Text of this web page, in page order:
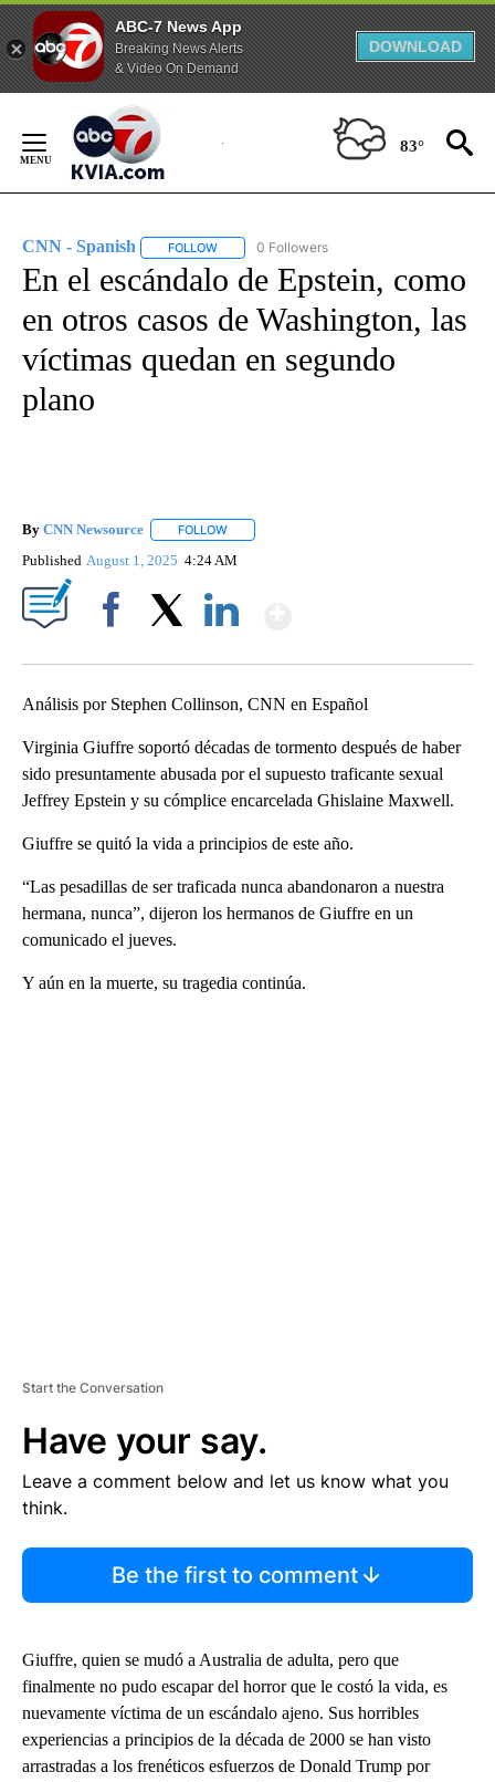
ABC-7 News App
Breaking News Alerts
& Video On Demand
DOWNLOAD
Content
83°
CNN - Spanish FOLLOW FOLLOW "CNN - SPANISH" TO RECEIVE
0 Followers
En el escándalo de Epstein, como
en otros casos de Washington, las
víctimas quedan en segundo
plano
By CNN Newsource FOLLOW
Published August 1, 2025 4:24 AM
Análisis por Stephen Collinson, CNN en Español
Virginia Giuffre soportó décadas de tormento después de haber
sido presuntamente abusada por el supuesto traficante sexual
Jeffrey Epstein y su cómplice encarcelada Ghislaine Maxwell.
Giuffre se quitó la vida a principios de este año.
“Las pesadillas de ser traficada nunca abandonaron a nuestra
hermana, nunca”, dijeron los hermanos de Giuffre en un
comunicado el jueves.
Y aún en la muerte, su tragedia continúa.
Start the Conversation
Have your say.
Leave a comment below and let us know what you
think.
Be the first to comment
Giuffre, quien se mudó a Australia de adulta, pero que
finalmente no pudo escapar del horror que le costó la vida, es
nuevamente víctima de un escándalo ajeno. Sus horribles
experiencias a principios de la década de 2000 se han visto
arrastradas a los frenéticos esfuerzos de Donald Trump por